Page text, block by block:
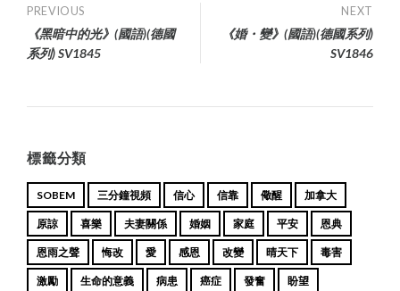
Post
navigation
PREVIOUS
《黑暗中的光》(國語)(德國
系列) SV1845
NEXT
《婚・變》(國語)(德國系列)
SV1846
標籤分類
SOBEM 三分鐘視頻 信心 信靠 儆醒 加拿大
原諒 喜樂 夫妻關係 婚姻 家庭 平安 恩典
恩雨之聲 悔改 愛 感恩 改變 晴天下 毒害
激勵 生命的意義 病患 癌症 發奮 盼望